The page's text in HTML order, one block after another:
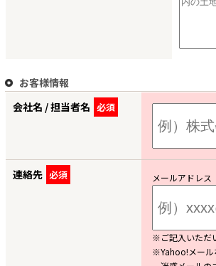
お客様情報
会社名 / 担当者名 必須
連絡先 必須 メールアドレス
※ご記入いただ
※Yahoo!メール